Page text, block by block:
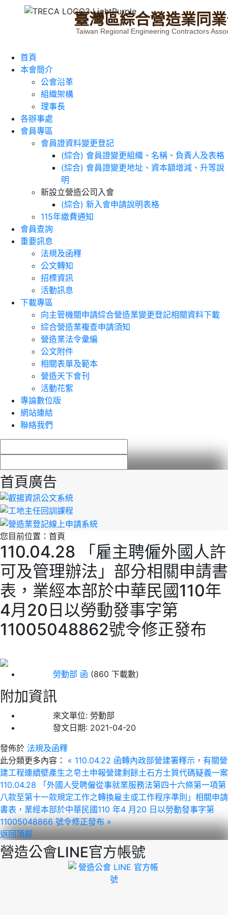
臺灣區綜合營造業同業
Taiwan Regional Engineering Contractors
首頁
本會簡介
公會沿革
組織架構
理事長
各辦事處
會員專區
會員證資料變更登記
(綜合) 會員證變更組織、名稱、負責人及表格
(綜合) 會員證變更地址、資本額增減、升等說
明
新設立營造公司入會
(綜合) 新入會申請說明表格
115年繳費通知
會員查詢
重要訊息
法規及函釋
公文轉知
招標資訊
活動訊息
下載專區
向主管機關申請綜合營造業變更登記相關資料下載
綜合營造業複查申請須知
營造業法令彙編
公文附件
相關表單及範本
營造天下會刊
活動花絮
專論數位版
網站連結
聯絡我們
首頁廣告
您目前位置： 首頁
110.04.28 「雇主聘僱外國人許
可及管理辦法」部分相關申請書
表，業經本部於中華民國110年
4月20日以勞動發事字第
11005048862號令修正發布
勞動部 函 (860 下載數)
附加資訊
來文單位: 勞動部
發文日期: 2021-04-20
發佈於 法規及函釋
此分類更多內容：
« 110.04.22 函轉內政部營建署釋示，有關營
建工程連續壁產生之皂土申報營建剩餘土石方土質代碼疑義一案
110.04.28 「外國人受聘僱從事就業服務法第四十六條第一項第
八款至第十一款規定工作之轉換雇主或工作程序準則」相關申請
書表，業經本部於中華民國110 年4 月20 日以勞動發事字第
11005048866 號令修正發布 »
返回頂部
營造公會LINE官方帳號